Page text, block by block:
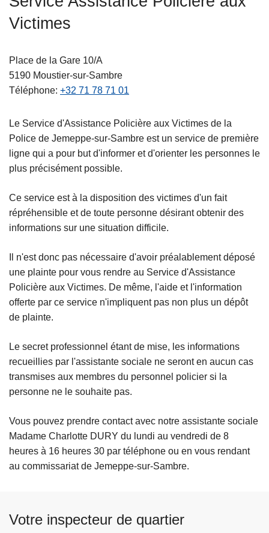
Victimes
Place de la Gare 10/A
5190 Moustier-sur-Sambre
Téléphone +32 71 78 71 01
Le Service d'Assistance Policière aux Victimes de la
Police de Jemeppe-sur-Sambre est un service de première
ligne qui a pour but d'informer et d'orienter les personnes le
plus précisément possible.
Ce service est à la disposition des victimes d'un fait
répréhensible et de toute personne désirant obtenir des
informations sur une situation difficile.
Il n'est donc pas nécessaire d'avoir préalablement déposé
une plainte pour vous rendre au Service d'Assistance
Policière aux Victimes. De même, l'aide et l'information
offerte par ce service n'impliquent pas non plus un dépôt
de plainte.
Le secret professionnel étant de mise, les informations
recueillies par l'assistante sociale ne seront en aucun cas
transmises aux membres du personnel policier si la
personne ne le souhaite pas.
Vous pouvez prendre contact avec notre assistante sociale
Madame Charlotte DURY du lundi au vendredi de 8
heures à 16 heures 30 par téléphone ou en vous rendant
au commissariat de Jemeppe-sur-Sambre.
Votre inspecteur de quartier